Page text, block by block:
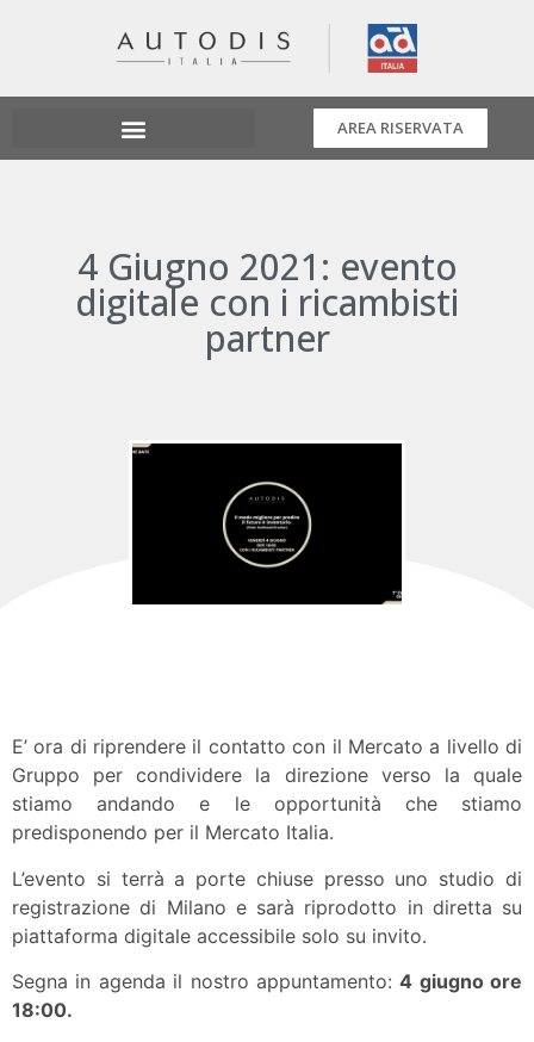
AREA RISERVATA
4 Giugno 2021: evento
digitale con i ricambisti
partner
E’ ora di riprendere il contatto con il Mercato a livello di
Gruppo per condividere la direzione verso la quale
stiamo andando e le opportunità che stiamo
predisponendo per il Mercato Italia.
L’evento si terrà a porte chiuse presso uno studio di
registrazione di Milano e sarà riprodotto in diretta su
piattaforma digitale accessibile solo su invito.
Segna in agenda il nostro appuntamento:4 giugno ore
18:00.